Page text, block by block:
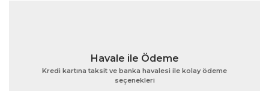
Havale ile Ödeme
Kredi kartına taksit ve banka havalesi ile kolay ödeme
seçenekleri